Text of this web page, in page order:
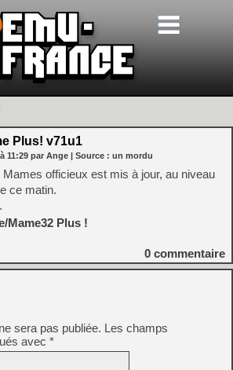
Plus! v71u1
à 11:29 par Ange | Source : un mordu
officieux est mis à jour, au niveau
ce matin.
Mame32 Plus !
0 commentaire
sera pas publiée. Les champs
avec *